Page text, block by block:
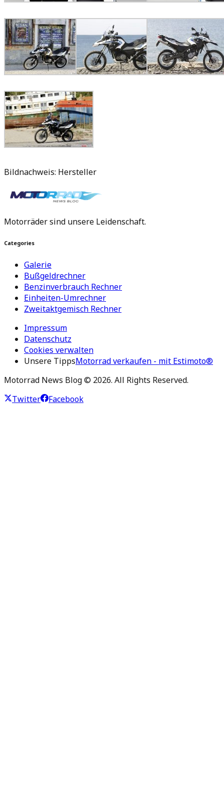
Bildnachweis: Hersteller
Motorräder sind unsere Leidenschaft.
Categories
Galerie
Bußgeldrechner
Benzinverbrauch Rechner
Einheiten-Umrechner
Zweitaktgemisch Rechner
Impressum
Datenschutz
Cookies verwalten
Unsere TippsMotorrad verkaufen - mit Estimoto®
Motorrad News Blog © 2026. All Rights Reserved.
Twitter
Facebook